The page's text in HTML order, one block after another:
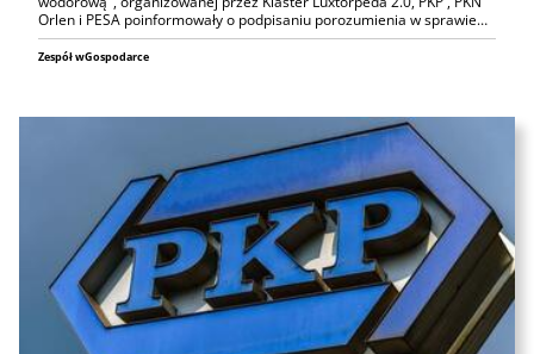
Orlen i PESA poinformowały o podpisaniu porozumienia w sprawie…
Zespół wGospodarce